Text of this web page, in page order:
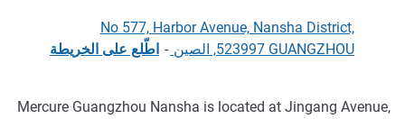
No 577, Harbor Avenue, Nansha District,
523997 GUANGZHOU, الصين
- اطّلع على الخريطة
Mercure Guangzhou Nansha is located at Jingang Avenue,